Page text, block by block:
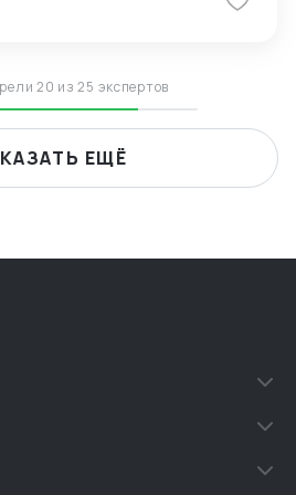
быть полезна также в
центр.
20 из 25 экспертов
ЕЩЁ